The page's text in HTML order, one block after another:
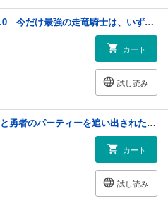
真の仲間Episode.0 今だけ最強の走竜騎士は、いずれ無双の妹勇者を守り抜く
カート
試し読み
真の仲間じゃないと勇者のパーティーを追い出されたので、辺境でスローライフすることにしました8
カート
試し読み